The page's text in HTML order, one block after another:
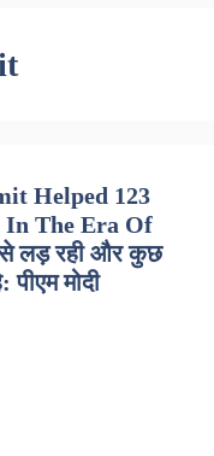
Helped 123
In The Era Of
से लड़ रही और कुछ
मोदी